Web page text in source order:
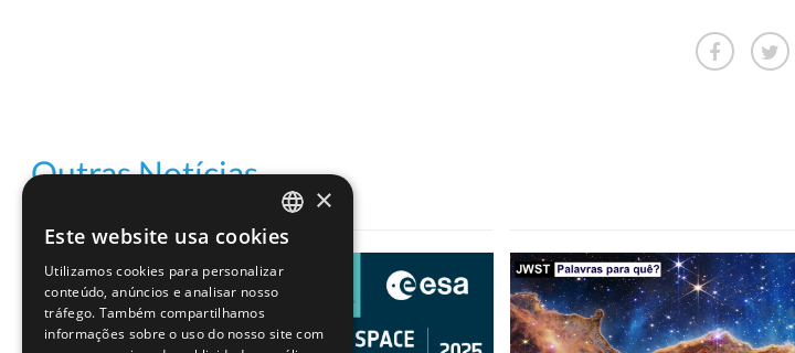
Outras Notícias
PORTUGUESE
ENGLISH
×
Este website usa cookies
Utilizamos cookies para personalizar
conteúdo, anúncios e analisar nosso
tráfego. Também compartilhamos
informações sobre o uso do nosso site com